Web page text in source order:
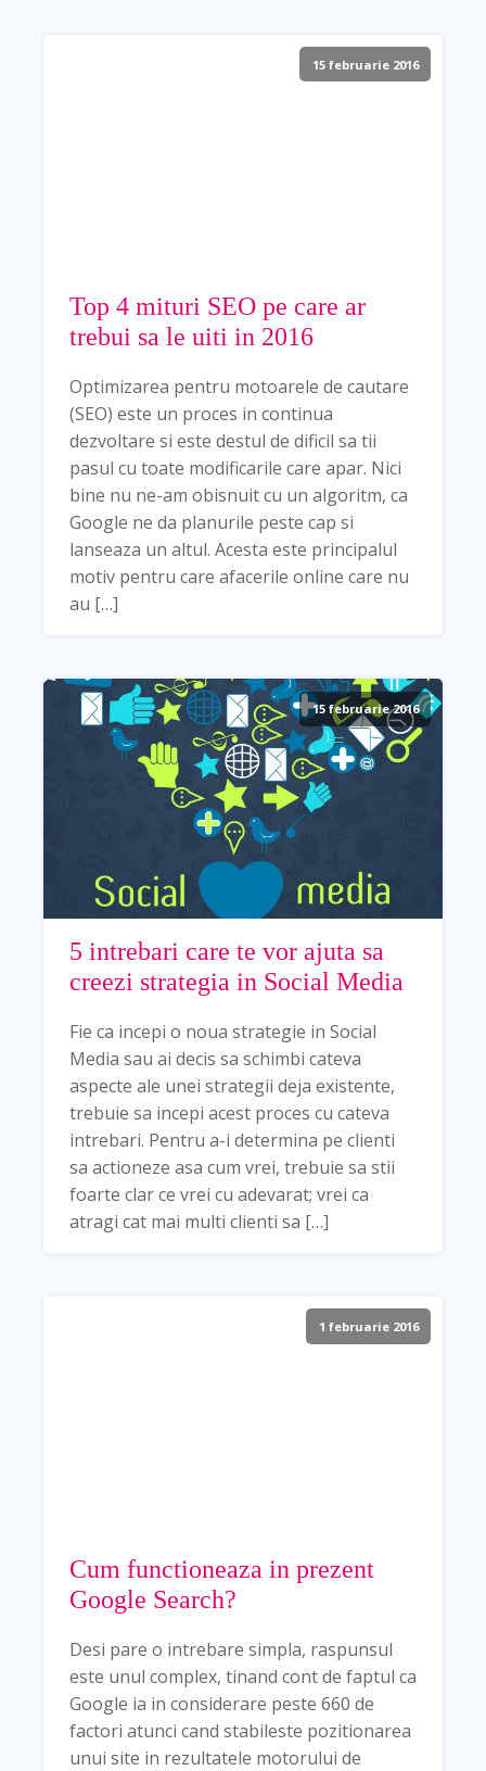
15 februarie 2016
Top 4 mituri SEO pe care ar
trebui sa le uiti in 2016
Optimizarea pentru motoarele de cautare
(SEO) este un proces in continua
dezvoltare si este destul de dificil sa tii
pasul cu toate modificarile care apar. Nici
bine nu ne-am obisnuit cu un algoritm, ca
Google ne da planurile peste cap si
lanseaza un altul. Acesta este principalul
motiv pentru care afacerile online care nu
au […]
15 februarie 2016
5 intrebari care te vor ajuta sa
creezi strategia in Social Media
Fie ca incepi o noua strategie in Social
Media sau ai decis sa schimbi cateva
aspecte ale unei strategii deja existente,
trebuie sa incepi acest proces cu cateva
intrebari. Pentru a-i determina pe clienti
sa actioneze asa cum vrei, trebuie sa stii
foarte clar ce vrei cu adevarat; vrei ca
atragi cat mai multi clienti sa […]
1 februarie 2016
Cum functioneaza in prezent
Google Search?
Desi pare o intrebare simpla, raspunsul
este unul complex, tinand cont de faptul ca
Google ia in considerare peste 660 de
factori atunci cand stabileste pozitionarea
unui site in rezultatele motorului de